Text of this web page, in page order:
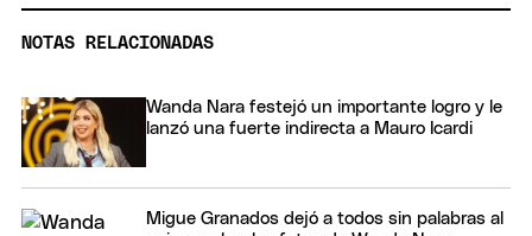
NOTAS RELACIONADAS
Wanda Nara festejó un importante logro y le
lanzó una fuerte indirecta a Mauro Icardi
Migue Granados dejó a todos sin palabras al